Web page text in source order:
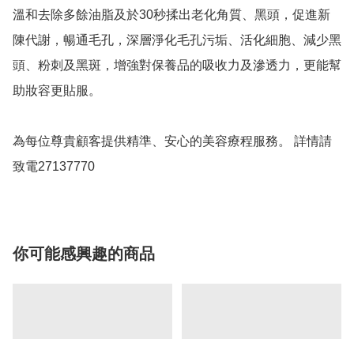
溫和去除多餘油脂及於30秒揉出老化角質、黑頭，促進新
陳代謝，暢通毛孔，深層淨化毛孔污垢、活化細胞、減少黑
頭、粉刺及黑斑，增強對保養品的吸收力及滲透力，更能幫
助妝容更貼服。
為每位尊貴顧客提供精準、安心的美容療程服務。 詳情請
致電27137770
你可能感興趣的商品